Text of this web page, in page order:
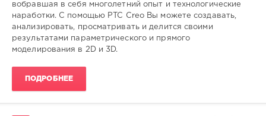
SamDel
0
моделирование
2D,
3D,
вобравшая в себя многолетний опыт и технологические
наработки. C помощью PTC Creo Вы можете создавать,
анализировать, просматривать и делится своими
результатами параметрического и прямого
моделирования в 2D и 3D.
ПОДРОБНЕЕ